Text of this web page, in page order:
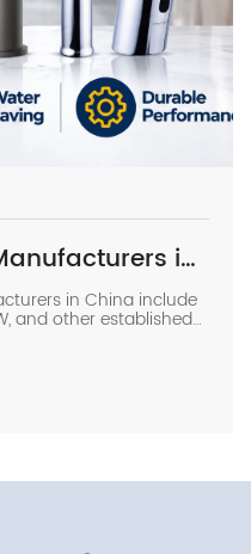
Top Sensor Faucet Manufacturers in China (2026 Update)
in China include
and other established
and commercial
sensor faucets for
and other high-traffic